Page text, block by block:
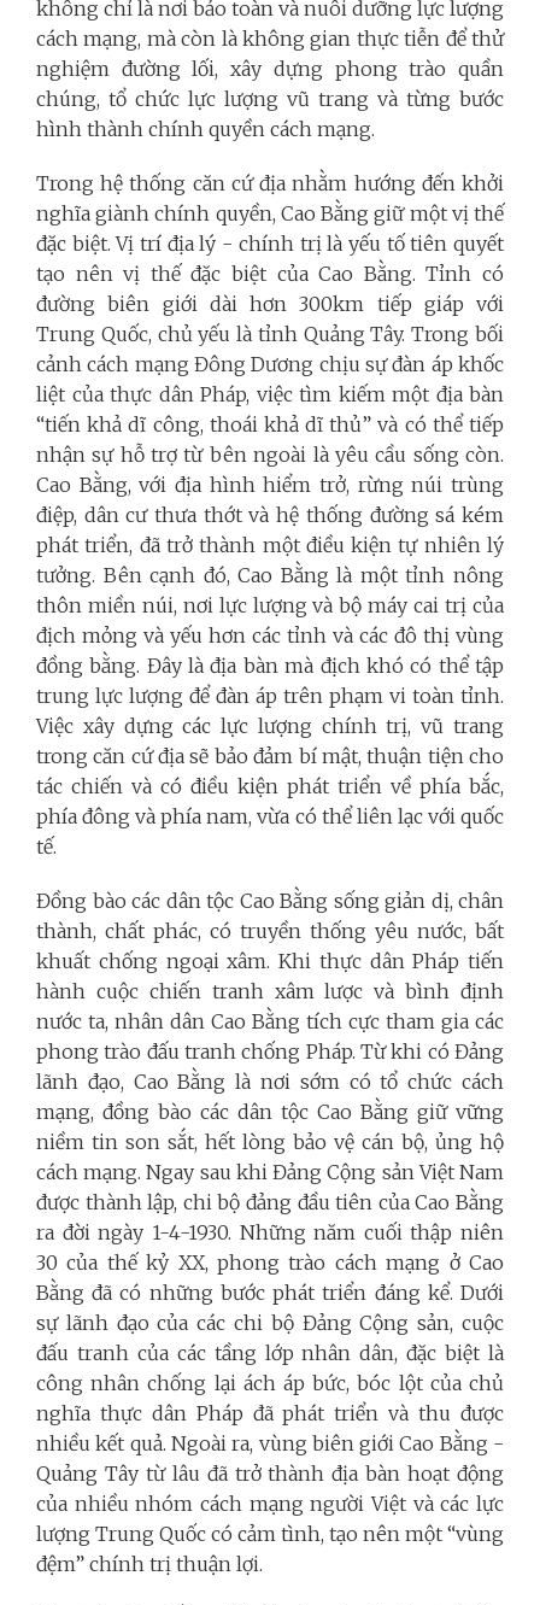
không chỉ là nơi bảo toàn và nuôi dưỡng lực lượng
cách mạng, mà còn là không gian thực tiễn để thử
nghiệm đường lối, xây dựng phong trào quần
chúng, tổ chức lực lượng vũ trang và từng bước
hình thành chính quyền cách mạng.
Trong hệ thống căn cứ địa nhằm hướng đến khởi
nghĩa giành chính quyền, Cao Bằng giữ một vị thế
đặc biệt. Vị trí địa lý - chính trị là yếu tố tiên quyết
tạo nên vị thế đặc biệt của Cao Bằng. Tỉnh có
đường biên giới dài hơn 300km tiếp giáp với
Trung Quốc, chủ yếu là tỉnh Quảng Tây. Trong bối
cảnh cách mạng Đông Dương chịu sự đàn áp khốc
liệt của thực dân Pháp, việc tìm kiếm một địa bàn
“tiến khả dĩ công, thoái khả dĩ thủ” và có thể tiếp
nhận sự hỗ trợ từ bên ngoài là yêu cầu sống còn.
Cao Bằng, với địa hình hiểm trở, rừng núi trùng
điệp, dân cư thưa thớt và hệ thống đường sá kém
phát triển, đã trở thành một điều kiện tự nhiên lý
tưởng. Bên cạnh đó, Cao Bằng là một tỉnh nông
thôn miền núi, nơi lực lượng và bộ máy cai trị của
địch mỏng và yếu hơn các tỉnh và các đô thị vùng
đồng bằng. Đây là địa bàn mà địch khó có thể tập
trung lực lượng để đàn áp trên phạm vi toàn tỉnh.
Việc xây dựng các lực lượng chính trị, vũ trang
trong căn cứ địa sẽ bảo đảm bí mật, thuận tiện cho
tác chiến và có điều kiện phát triển về phía bắc,
phía đông và phía nam, vừa có thể liên lạc với quốc
tế.
Đồng bào các dân tộc Cao Bằng sống giản dị, chân
thành, chất phác, có truyền thống yêu nước, bất
khuất chống ngoại xâm. Khi thực dân Pháp tiến
hành cuộc chiến tranh xâm lược và bình định
nước ta, nhân dân Cao Bằng tích cực tham gia các
phong trào đấu tranh chống Pháp. Từ khi có Đảng
lãnh đạo, Cao Bằng là nơi sớm có tổ chức cách
mạng, đồng bào các dân tộc Cao Bằng giữ vững
niềm tin son sắt, hết lòng bảo vệ cán bộ, ủng hộ
cách mạng. Ngay sau khi Đảng Cộng sản Việt Nam
được thành lập, chi bộ đảng đầu tiên của Cao Bằng
ra đời ngày 1-4-1930. Những năm cuối thập niên
30 của thế kỷ XX, phong trào cách mạng ở Cao
Bằng đã có những bước phát triển đáng kể. Dưới
sự lãnh đạo của các chi bộ Đảng Cộng sản, cuộc
đấu tranh của các tầng lớp nhân dân, đặc biệt là
công nhân chống lại ách áp bức, bóc lột của chủ
nghĩa thực dân Pháp đã phát triển và thu được
nhiều kết quả. Ngoài ra, vùng biên giới Cao Bằng -
Quảng Tây từ lâu đã trở thành địa bàn hoạt động
của nhiều nhóm cách mạng người Việt và các lực
lượng Trung Quốc có cảm tình, tạo nên một “vùng
đệm” chính trị thuận lợi.